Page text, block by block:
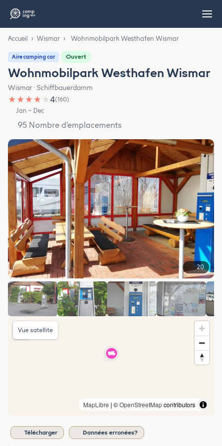
Accueil › Wismar › Wohnmobilpark Westhafen Wismar
Aire camping car Ouvert
Wohnmobilpark Westhafen Wismar
Wismar · Schiffbauerdamm
★ ★ ★ ★ ★4(160)
Jan – Dec
95 Nombre d’emplacements
20
MapLibre | ©OpenStreetMapcontributors
Vue satellite
Télécharger Données erronées?